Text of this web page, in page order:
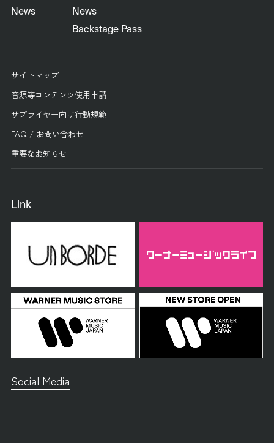
News
News
Backstage Pass
サイトマップ
音源等コンテンツ使用申請
サプライヤー向け行動規範
FAQ / お問い合わせ
重要なお知らせ
Link
Social Media